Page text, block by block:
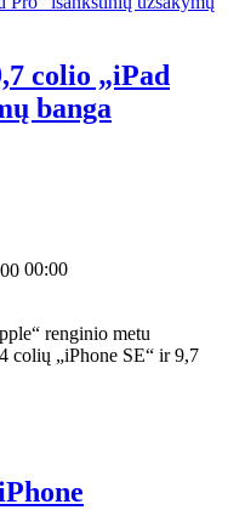
colio „iPad
banga
00:00
renginio metu
colių „iPhone SE“ ir 9,7